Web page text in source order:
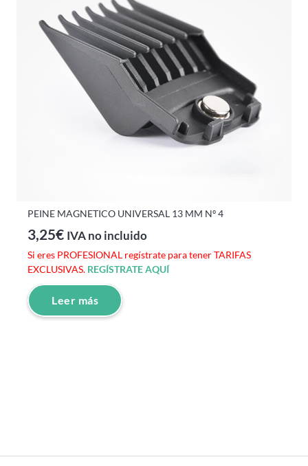
PEINE MAGNETICO UNIVERSAL 13 MM Nº 4
3,25€ IVA no incluido
Si eres PROFESIONAL regístrate para tener TARIFAS
EXCLUSIVAS. REGÍSTRATE AQUÍ
Leer más